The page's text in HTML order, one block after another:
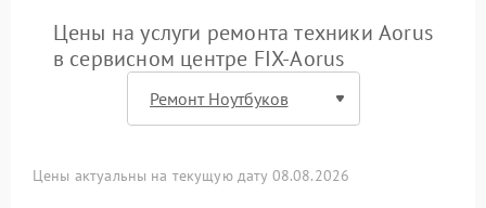
Цены на услуги ремонта техники Aorus
в сервисном центре FIX-Aorus
Цены актуальны на текущую дату 08.08.2026